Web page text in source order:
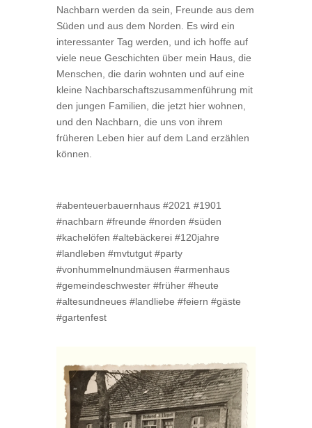
Nachbarn werden da sein, Freunde aus dem
Süden und aus dem Norden. Es wird ein
interessanter Tag werden, und ich hoffe auf
viele neue Geschichten über mein Haus, die
Menschen, die darin wohnten und auf eine
kleine Nachbarschaftszusammenführung mit
den jungen Familien, die jetzt hier wohnen,
und den Nachbarn, die uns von ihrem
früheren Leben hier auf dem Land erzählen
können.
#abenteuerbauernhaus #2021 #1901
#nachbarn #freunde #norden #süden
#kachelöfen #altebäckerei #120jahre
#landleben #mvtutgut #party
#vonhummelnundmäusen #armenhaus
#gemeindeschwester #früher #heute
#altesundneues #landliebe #feiern #gäste
#gartenfest